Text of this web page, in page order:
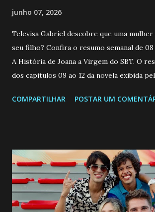
junho 07, 2026
Televisa Gabriel descobre que uma
seu filho? Confira o resumo semanal de 08
A História de Joana a Virgem do SBT. O
dos capitulos 09 ao 12 da novela exibida
a Programação Semanal do SBT de 08/
confessa a Gabriel que ele demonstrou ser
pessoa que ela tanto desejou durante toda
entra no quarto de Gabriel e imagina
encontro deles, quando conseguir seduzi-
COMPARTILHAR POSTAR UM